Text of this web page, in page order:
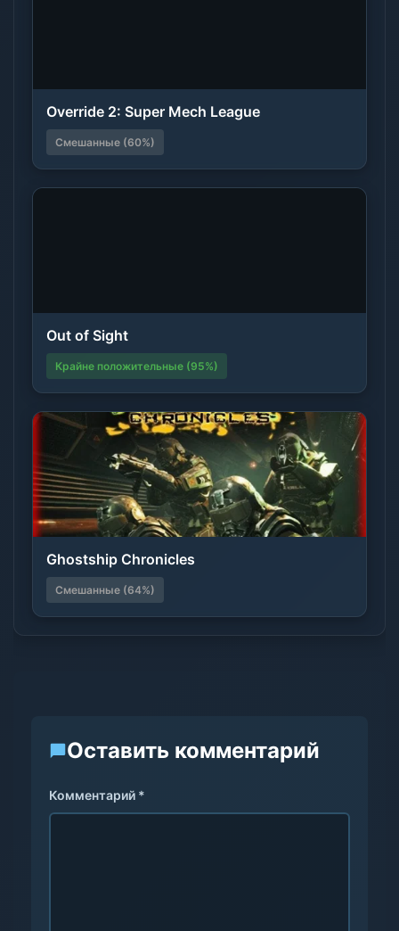
Override 2: Super Mech League
Смешанные (60%)
Out of Sight
Крайне положительные (95%)
Ghostship Chronicles
Смешанные (64%)
Оставить комментарий
Комментарий *